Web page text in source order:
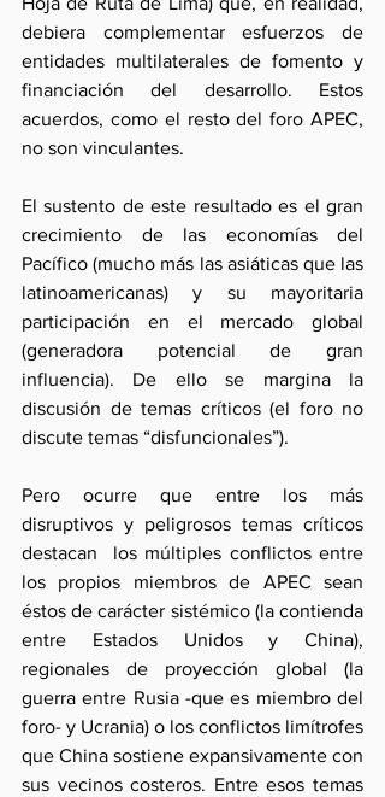
debiera complementar esfuerzos de
entidades multilaterales de fomento y
financiación del desarrollo. Estos
acuerdos, como el resto del foro APEC,
no son vinculantes.
El sustento de este resultado es el gran
crecimiento de las economías del
Pacífico (mucho más las asiáticas que las
latinoamericanas) y su mayoritaria
participación en el mercado global
(generadora potencial de gran
influencia). De ello se margina la
discusión de temas críticos (el foro no
discute temas “disfuncionales”).
Pero ocurre que entre los más
disruptivos y peligrosos temas críticos
destacan  los múltiples conflictos entre
los propios miembros de APEC sean
éstos de carácter sistémico (la contienda
entre Estados Unidos y China),
regionales de proyección global (la
guerra entre Rusia -que es miembro del
foro- y Ucrania) o los conflictos limítrofes
que China sostiene expansivamente con
sus vecinos costeros. Entre esos temas